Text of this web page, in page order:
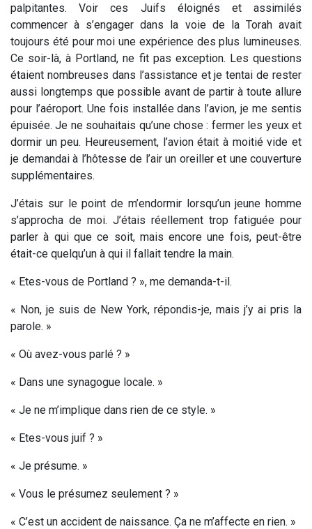
palpitantes. Voir ces Juifs éloignés et assimilés
commencer à s’engager dans la voie de la Torah avait
toujours été pour moi une expérience des plus lumineuses.
Ce soir-là, à Portland, ne fit pas exception. Les questions
étaient nombreuses dans l’assistance et je tentai de rester
aussi longtemps que possible avant de partir à toute allure
pour l’aéroport. Une fois installée dans l’avion, je me sentis
épuisée. Je ne souhaitais qu’une chose : fermer les yeux et
dormir un peu. Heureusement, l’avion était à moitié vide et
je demandai à l’hôtesse de l’air un oreiller et une couverture
supplémentaires.
J’étais sur le point de m’endormir lorsqu’un jeune homme
s’approcha de moi. J’étais réellement trop fatiguée pour
parler à qui que ce soit, mais encore une fois, peut-être
était-ce quelqu’un à qui il fallait tendre la main.
« Etes-vous de Portland ? », me demanda-t-il.
« Non, je suis de New York, répondis-je, mais j’y ai pris la
parole. »
« Où avez-vous parlé ? »
« Dans une synagogue locale. »
« Je ne m’implique dans rien de ce style. »
« Etes-vous juif ? »
« Je présume. »
« Vous le présumez seulement ? »
« C’est un accident de naissance. Ça ne m’affecte en rien. »